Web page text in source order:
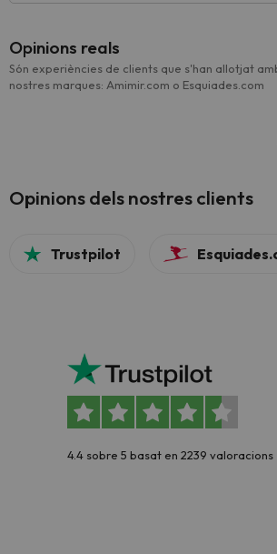
Opinions reals
Són experiències de clients que s'han allotjat
nostres marques: Amimir.com o Esquiades.com
Opinions dels nostres clients
Trustpilot
4.4 sobre 5 basat en 2239 valoracions